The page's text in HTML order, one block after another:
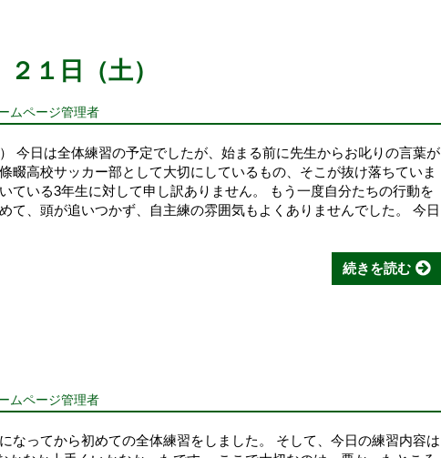
１日（土）
ムページ管理者
今日は全体練習の予定でしたが、始まる前に先生からお叱りの言葉が
畷高校サッカー部として大切にしているもの、そこが抜け落ちていま
ている3年生に対して申し訳ありません。 もう一度自分たちの行動を
て、頭が追いつかず、自主練の雰囲気もよくありませんでした。 今日
続きを読む
ムページ管理者
なってから初めての全体練習をしました。 そして、今日の練習内容は